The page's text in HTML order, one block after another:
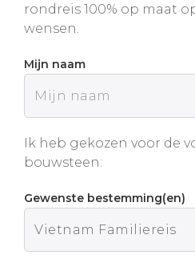
rondreis 100% op maat
wensen.
Mijn naam
Ik heb gekozen voor de
bouwsteen:
Gewenste bestemming(en)